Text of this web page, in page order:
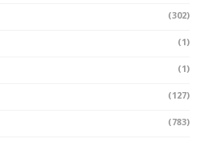
(302)
(1)
(1)
(127)
(783)